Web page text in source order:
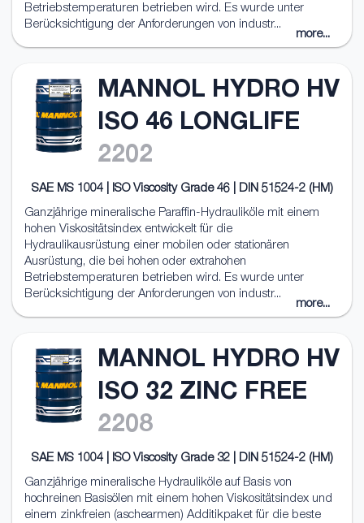
Betriebstemperaturen betrieben wird. Es wurde unter
Berücksichtigung der Anforderungen von industr...
more...
MANNOL HYDRO HV
ISO 46 LONGLIFE
2202
SAE MS 1004 | ISO Viscosity Grade 46 | DIN 51524-2 (HM)
Ganzjährige mineralische Paraffin-Hydrauliköle mit einem
hohen Viskositätsindex entwickelt für die
Hydraulikausrüstung einer mobilen oder stationären
Ausrüstung, die bei hohen oder extrahohen
Betriebstemperaturen betrieben wird. Es wurde unter
Berücksichtigung der Anforderungen von industr...
more...
MANNOL HYDRO HV
ISO 32 ZINC FREE
2208
SAE MS 1004 | ISO Viscosity Grade 32 | DIN 51524-2 (HM)
Ganzjährige mineralische Hydrauliköle auf Basis von
hochreinen Basisölen mit einem hohen Viskositätsindex und
einem zinkfreien (aschearmen) Additikpaket für die beste